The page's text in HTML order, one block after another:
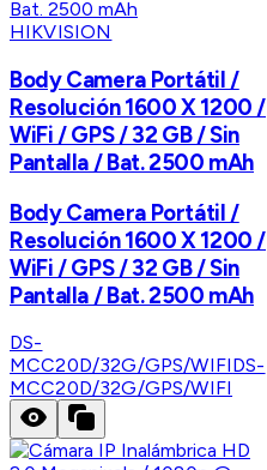
HIKVISION
Body Camera Portátil /
Resolución 1600 X 1200 /
WiFi / GPS / 32 GB / Sin
Pantalla / Bat. 2500 mAh
Body Camera Portátil /
Resolución 1600 X 1200 /
WiFi / GPS / 32 GB / Sin
Pantalla / Bat. 2500 mAh
DS-
MCC20D/32G/GPS/WIFIDS-
MCC20D/32G/GPS/WIFI